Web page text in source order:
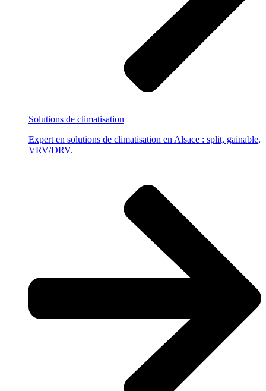
Solutions de climatisation
Expert en solutions de climatisation en Alsace : split, gainable,
VRV/DRV.